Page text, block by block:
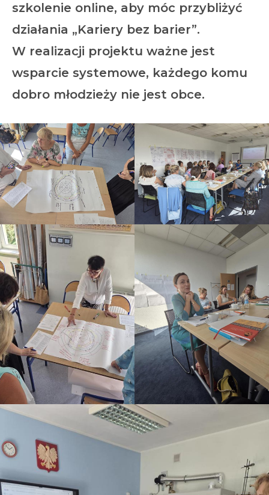
szkolenie online, aby móc przybliżyć
działania „Kariery bez barier”.
W realizacji projektu ważne jest
wsparcie systemowe, każdego komu
dobro młodzieży nie jest obce.